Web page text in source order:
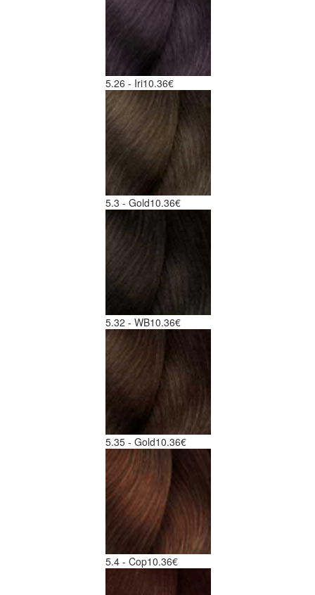
5.26 - Iri10.36€
5.3 - Gold10.36€
5.32 - WB10.36€
5.35 - Gold10.36€
5.4 - Cop10.36€